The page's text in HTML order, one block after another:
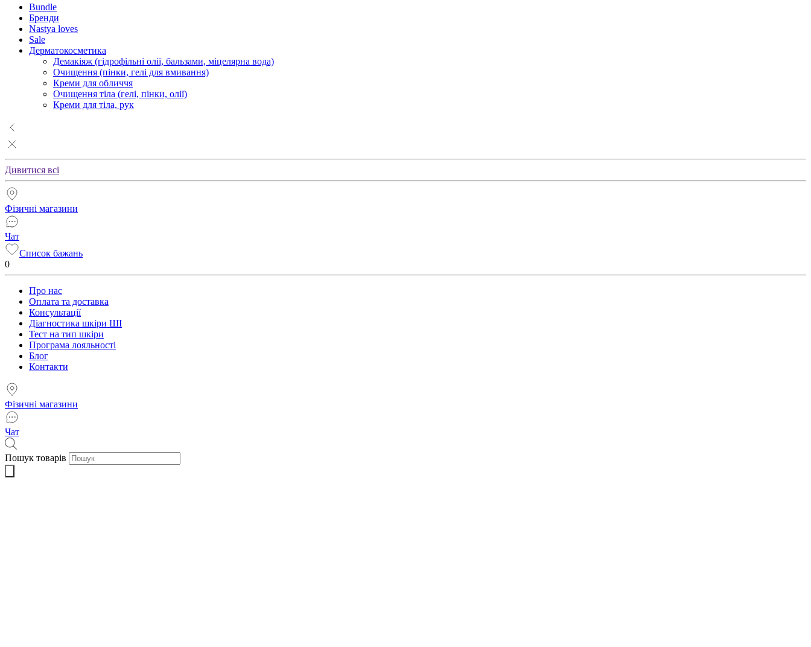
Bundle
Бренди
Nastya loves
Sale
Дерматокосметика
Демакіяж (гідрофільні олії, бальзами, міцелярна вода)
Очищення (пінки, гелі для вмивання)
Креми для обличчя
Очищення тіла (гелі, пінки, олії)
Креми для тіла, рук
Дивитися всі
Фізичні магазини
Чат
Список бажань
0
Про нас
Оплата та доставка
Консультації
Діагностика шкіри ШІ
Тест на тип шкіри
Програма лояльності
Блог
Контакти
Фізичні магазини
Чат
Пошук товарів